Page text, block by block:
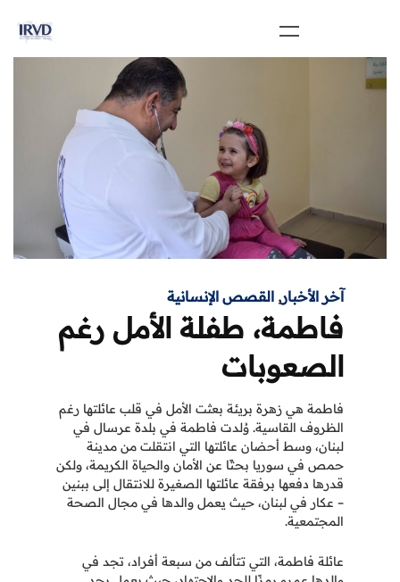
آخر الأخبار, القصص الإنسانية
فاطمة، طفلة الأمل رغم
الصعوبات
فاطمة هي زهرة بريئة بعثت الأمل في قلب عائلتها رغم
الظروف القاسية. وُلدت فاطمة في بلدة عرسال في
لبنان، وسط أحضان عائلتها التي انتقلت من مدينة
حمص في سوريا بحثًا عن الأمان والحياة الكريمة، ولكن
قدرها دفعها برفقة عائلتها الصغيرة للانتقال إلى ببنين
– عكار في لبنان، حيث يعمل والدها في مجال الصحة
المجتمعية.
عائلة فاطمة، التي تتألف من سبعة أفراد، تجد في